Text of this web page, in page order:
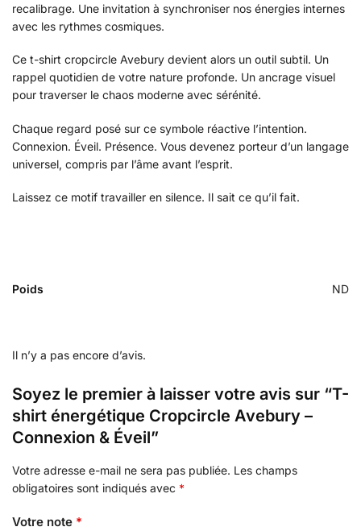
recalibrage. Une invitation à synchroniser nos énergies internes
avec les rythmes cosmiques.
Ce t-shirt cropcircle Avebury devient alors un outil subtil. Un
rappel quotidien de votre nature profonde. Un ancrage visuel
pour traverser le chaos moderne avec sérénité.
Chaque regard posé sur ce symbole réactive l’intention.
Connexion. Éveil. Présence. Vous devenez porteur d’un langage
universel, compris par l’âme avant l’esprit.
Laissez ce motif travailler en silence. Il sait ce qu’il fait.
Poids ND
Il n’y a pas encore d’avis.
Soyez le premier à laisser votre avis sur “T-
shirt énergétique Cropcircle Avebury –
Connexion & Éveil”
Votre adresse e-mail ne sera pas publiée. Les champs
obligatoires sont indiqués avec *
Votre note *